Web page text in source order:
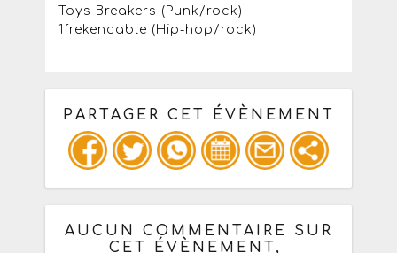
Toys Breakers (Punk/rock)
1frekencable (Hip-hop/rock)
PARTAGER CET ÉVÈNEMENT
Copiez les infos ci-dessous pour un
: mail / forum / réseau social
AUCUN COMMENTAIRE SUR
CET ÉVÈNEMENT,